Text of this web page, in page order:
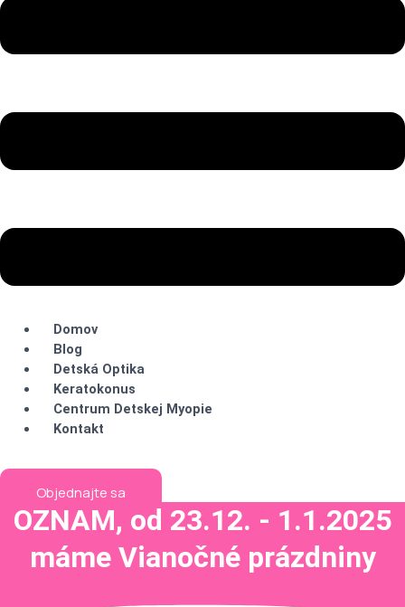
Domov
Blog
Detská Optika
Keratokonus
Centrum Detskej Myopie
Kontakt
Objednajte sa
OZNAM, od 23.12. - 1.1.2025
máme Vianočné prázdniny